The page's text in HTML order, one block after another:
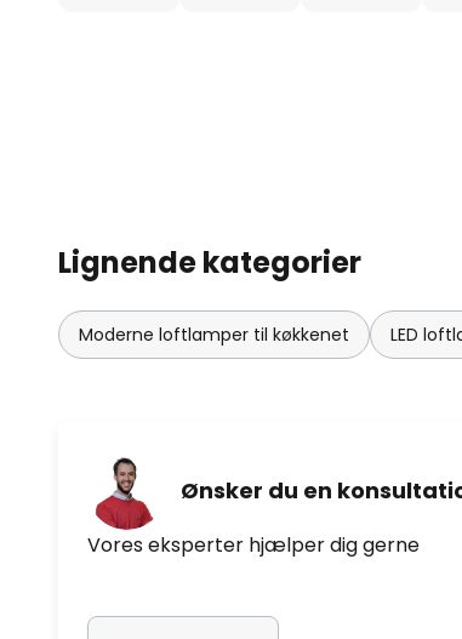
Lignende kategorier
Moderne loftlamper til køkkenet LED
Ønsker du en
Vores eksperter hjælper dig gerne